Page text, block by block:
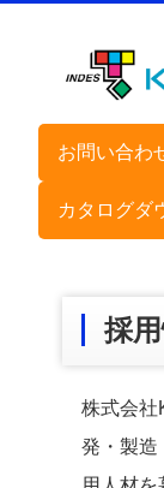
お問い合わ
カタログダ
採
株式会社
発・製造